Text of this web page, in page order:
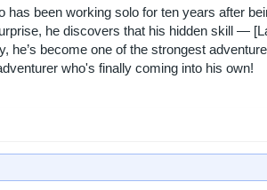
has been working solo for ten years after
he discovers that his hidden skill —
he’s become one of the strongest
who's finally coming into his own!